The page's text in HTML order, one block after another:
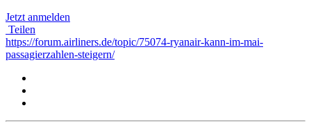
Jetzt anmelden
Teilen
https://forum.airliners.de/topic/75074-ryanair-kann-im-mai-
passagierzahlen-steigern/